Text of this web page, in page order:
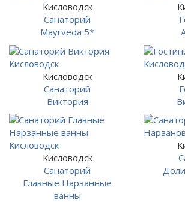
Кисловодск
Санаторий
Mayrveda 5*
Кисловодск
Санаторий
Виктория
Кисловодск
Санаторий
Главные Нарзанные
ванны